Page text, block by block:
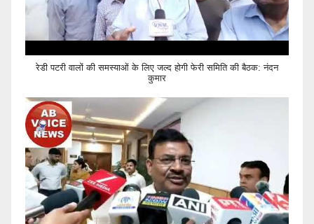
रेडी पटरी वालों की समस्याओं के लिए जल्द होगी फेरी समिति की बैठक: नंदन
कुमार